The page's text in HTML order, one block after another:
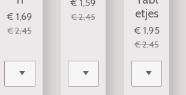
€ 1,69
€ 2,45
€ 2,45
etjes
€ 1,95
€ 2,45